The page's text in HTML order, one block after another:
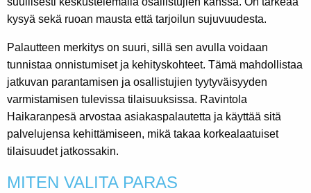
kysyä sekä ruoan mausta että tarjoilun sujuvuudesta.
Palautteen merkitys on suuri, sillä sen avulla voidaan
tunnistaa onnistumiset ja kehityskohteet. Tämä mahdollistaa
jatkuvan parantamisen ja osallistujien tyytyväisyyden
varmistamisen tulevissa tilaisuuksissa. Ravintola
Haikaranpesä arvostaa asiakaspalautetta ja käyttää sitä
palvelujensa kehittämiseen, mikä takaa korkealaatuiset
tilaisuudet jatkossakin.
MITEN VALITA PARAS